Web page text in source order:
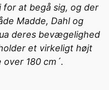
at begå sig, og der
Madde, Dahl og
deres bevægelighed
et virkeligt højt
180 cm´.